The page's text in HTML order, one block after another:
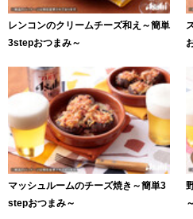
レンコンのクリームチーズ和え～簡単
3stepおつまみ～
マッシュルームのチーズ焼き～簡単3
stepおつまみ～